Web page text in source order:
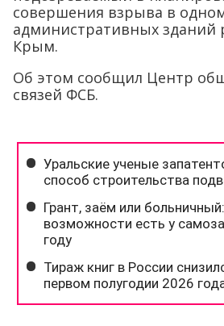
совершения взрыва в
административных зданий
Крым.
Об этом сообщил Центр
связей ФСБ.